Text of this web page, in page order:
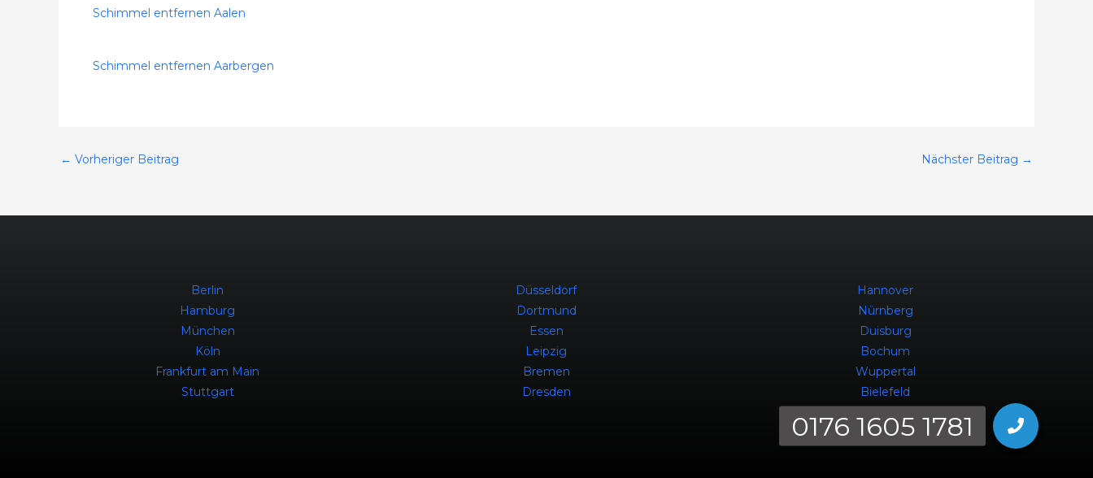
Schimmel entfernen Aalen
Schimmel entfernen Aarbergen
← Vorheriger Beitrag Nächster Beitrag →
Berlin
Hamburg
München
Köln
Frankfurt am Main
Stuttgart
Düsseldorf
Dortmund
Essen
Leipzig
Bremen
Dresden
Hannover
Nürnberg
Duisburg
Bochum
Wuppertal
Bielefeld